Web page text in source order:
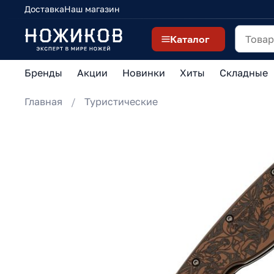
ДоставкаНаш магазин
Каталог
Бренды Акции Новинки Хиты Складные
Главная Туристические